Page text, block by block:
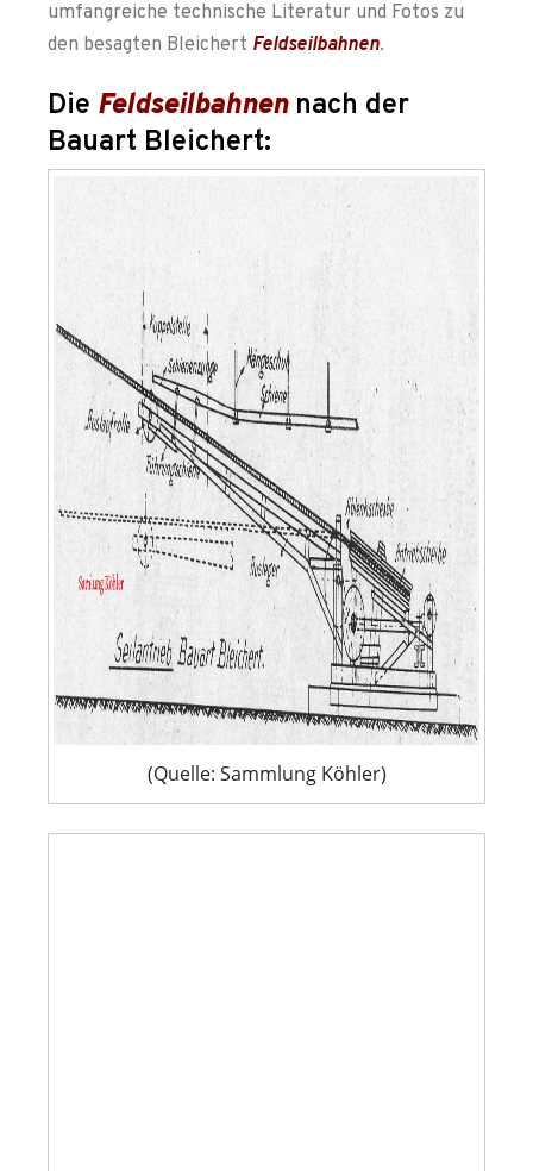
umfangreiche technische Literatur und Fotos zu
den besagten Bleichert Feldseilbahnen.
Die Feldseilbahnen nach der
Bauart Bleichert:
(Quelle: Sammlung Köhler)